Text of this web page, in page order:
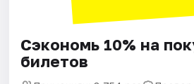
Сэкономь 10% на
билетов